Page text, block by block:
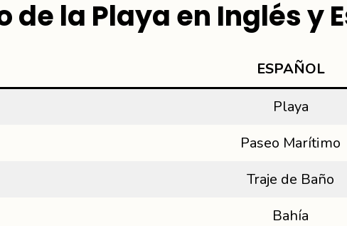
la Playa en Inglés y
ESPAÑOL
Playa
Paseo Marítimo
Traje de Baño
Bahía